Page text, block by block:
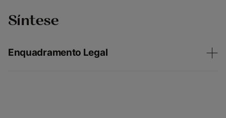
Síntese
Enquadramento Legal